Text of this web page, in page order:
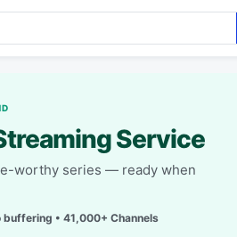
Service
worthy series — ready when
buffering • 41,000+ Channels